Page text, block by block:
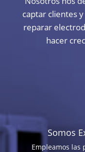
captar clientes
reparar
hacer
Somos
Empleamos las